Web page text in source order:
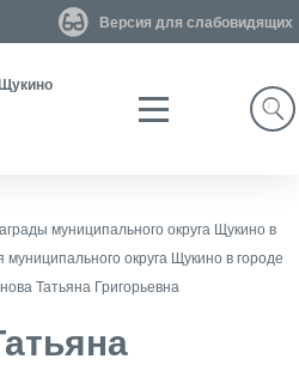
Версия для слабовидящих
Search
муниципального округа Щукино в
муниципального округа Щукино в городе
Татьяна Григорьевна